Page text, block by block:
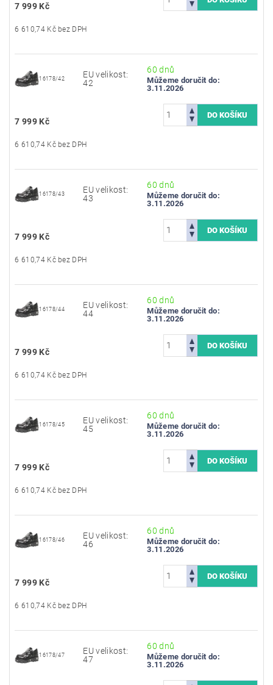
7 999 Kč
6 610,74 Kč bez DPH
16178/42
EU velikost:
42
60 dnů
Můžeme doručit do:
3.11.2026
7 999 Kč
6 610,74 Kč bez DPH
16178/43
EU velikost:
43
60 dnů
Můžeme doručit do:
3.11.2026
7 999 Kč
6 610,74 Kč bez DPH
16178/44
EU velikost:
44
60 dnů
Můžeme doručit do:
3.11.2026
7 999 Kč
6 610,74 Kč bez DPH
16178/45
EU velikost:
45
60 dnů
Můžeme doručit do:
3.11.2026
7 999 Kč
6 610,74 Kč bez DPH
16178/46
EU velikost:
46
60 dnů
Můžeme doručit do:
3.11.2026
7 999 Kč
6 610,74 Kč bez DPH
16178/47
EU velikost:
47
60 dnů
Můžeme doručit do:
3.11.2026